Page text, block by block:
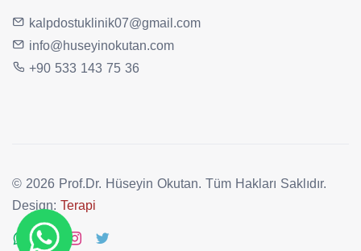
kalpdostuklinik07@gmail.com
info@huseyinokutan.com
+90 533 143 75 36
© 2026 Prof.Dr. Hüseyin Okutan. Tüm Hakları Saklıdır.
Design: Terapi